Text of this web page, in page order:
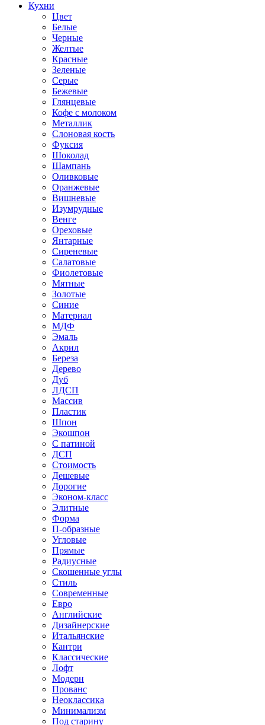
Кухни
Цвет
Белые
Черные
Желтые
Красные
Зеленые
Серые
Бежевые
Глянцевые
Кофе с молоком
Металлик
Слоновая кость
Фуксия
Шоколад
Шампань
Оливковые
Оранжевые
Вишневые
Изумрудные
Венге
Ореховые
Янтарные
Сиреневые
Салатовые
Фиолетовые
Мятные
Золотые
Синие
Материал
МДФ
Эмаль
Акрил
Береза
Дерево
Дуб
ЛДСП
Массив
Пластик
Шпон
Экошпон
С патиной
ДСП
Стоимость
Дешевые
Дорогие
Эконом-класс
Элитные
Форма
П-образные
Угловые
Прямые
Радиусные
Скошенные углы
Стиль
Современные
Евро
Английские
Дизайнерские
Итальянские
Кантри
Классические
Лофт
Модерн
Прованс
Неоклассика
Минимализм
Под старину